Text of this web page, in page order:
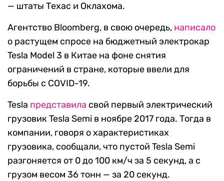
— штаты Техас и Оклахома.
Агентство Bloomberg, в свою очередь, написало
о растущем спросе на бюджетный электрокар
Tesla Model 3 в Китае на фоне снятия
ограничений в стране, которые ввели для
борьбы с COVID-19.
Tesla представила свой первый электрический
грузовик Tesla Semi в ноябре 2017 года. Тогда в
компании, говоря о характеристиках
грузовика, сообщали, что пустой Tesla Semi
разгоняется от 0 до 100 км/ч за 5 секунд, а с
грузом весом 36 тонн — за 20 секунд.